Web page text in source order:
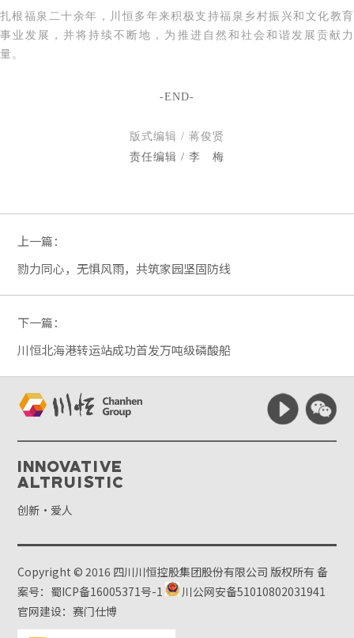
扎根福泉二十余年，川恒多年来积极支持福泉乡村振兴和文化教育
事业发展，并将持续不断地，为推进自然和社会和谐发展贡献力
量。
-END-
版式编辑 / 蒋俊贤
责任编辑 / 李 梅
上一篇：
勠力同心，无惧风雨，共筑家园坚固防线
下一篇：
川恒北海港转运站成功首发万吨级磷酸船
Innovative
Altruistic
创新·爱人
Copyright © 2016 四川川恒控股集团股份有限公司 版权所有备
案号：蜀ICP备16005371号-1
川公网安备51010802031941
官网建设：赛门仕博